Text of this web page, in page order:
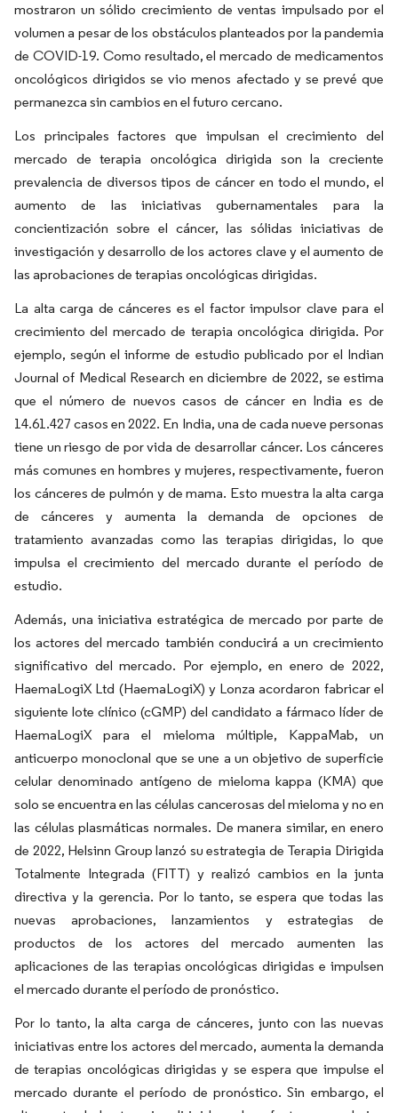
mostraron un sólido crecimiento de ventas impulsado por el
volumen a pesar de los obstáculos planteados por la pandemia
de COVID-19. Como resultado, el mercado de medicamentos
oncológicos dirigidos se vio menos afectado y se prevé que
permanezca sin cambios en el futuro cercano.
Los principales factores que impulsan el crecimiento del
mercado de terapia oncológica dirigida son la creciente
prevalencia de diversos tipos de cáncer en todo el mundo, el
aumento de las iniciativas gubernamentales para la
concientización sobre el cáncer, las sólidas iniciativas de
investigación y desarrollo de los actores clave y el aumento de
las aprobaciones de terapias oncológicas dirigidas.
La alta carga de cánceres es el factor impulsor clave para el
crecimiento del mercado de terapia oncológica dirigida. Por
ejemplo, según el informe de estudio publicado por el Indian
Journal of Medical Research en diciembre de 2022, se estima
que el número de nuevos casos de cáncer en India es de
14.61.427 casos en 2022. En India, una de cada nueve personas
tiene un riesgo de por vida de desarrollar cáncer. Los cánceres
más comunes en hombres y mujeres, respectivamente, fueron
los cánceres de pulmón y de mama. Esto muestra la alta carga
de cánceres y aumenta la demanda de opciones de
tratamiento avanzadas como las terapias dirigidas, lo que
impulsa el crecimiento del mercado durante el período de
estudio.
Además, una iniciativa estratégica de mercado por parte de
los actores del mercado también conducirá a un crecimiento
significativo del mercado. Por ejemplo, en enero de 2022,
HaemaLogiX Ltd (HaemaLogiX) y Lonza acordaron fabricar el
siguiente lote clínico (cGMP) del candidato a fármaco líder de
HaemaLogiX para el mieloma múltiple, KappaMab, un
anticuerpo monoclonal que se une a un objetivo de superficie
celular denominado antígeno de mieloma kappa (KMA) que
solo se encuentra en las células cancerosas del mieloma y no en
las células plasmáticas normales. De manera similar, en enero
de 2022, Helsinn Group lanzó su estrategia de Terapia Dirigida
Totalmente Integrada (FITT) y realizó cambios en la junta
directiva y la gerencia. Por lo tanto, se espera que todas las
nuevas aprobaciones, lanzamientos y estrategias de
productos de los actores del mercado aumenten las
aplicaciones de las terapias oncológicas dirigidas e impulsen
el mercado durante el período de pronóstico.
Por lo tanto, la alta carga de cánceres, junto con las nuevas
iniciativas entre los actores del mercado, aumenta la demanda
de terapias oncológicas dirigidas y se espera que impulse el
mercado durante el período de pronóstico. Sin embargo, el